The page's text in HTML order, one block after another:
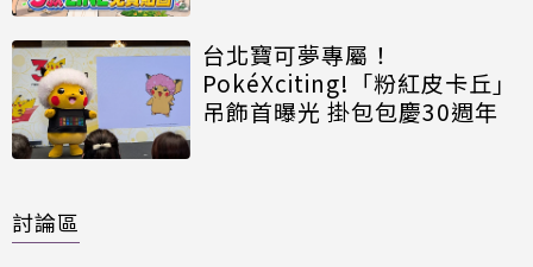
台北寶可夢專屬！
PokéXciting!「粉紅皮卡丘」
吊飾首曝光 掛包包慶30週年
討論區